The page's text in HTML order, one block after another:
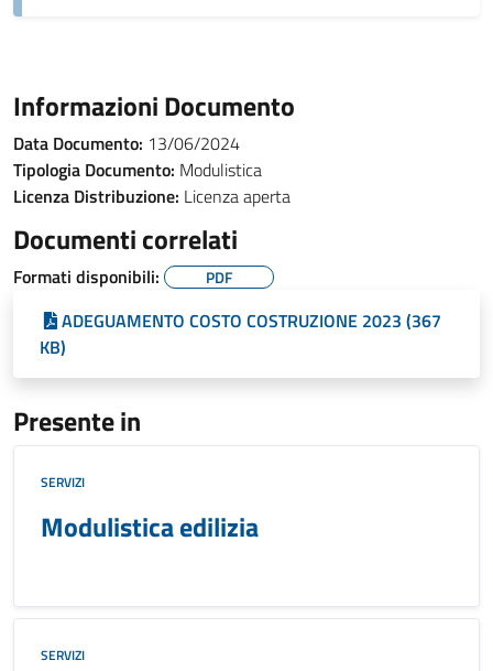
Informazioni Documento
Data Documento: 13/06/2024
Tipologia Documento: Modulistica
Licenza Distribuzione: Licenza aperta
Documenti correlati
Formati disponibili: PDF
ADEGUAMENTO COSTO COSTRUZIONE 2023 (367
KB)
Presente in
SERVIZI
Modulistica edilizia
SERVIZI